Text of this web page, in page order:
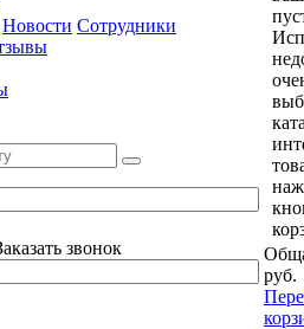
Новости Сотрудники
звонок
руб.